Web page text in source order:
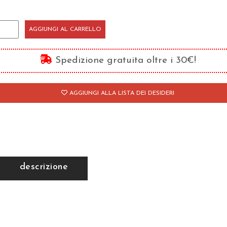
AGGIUNGI AL CARRELLO
Spedizione gratuita oltre i 30€!
AGGIUNGI ALLA LISTA DEI DESIDERI
descrizione